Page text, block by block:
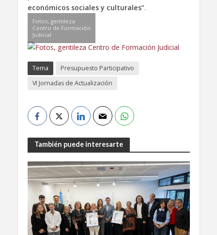
económicos sociales y culturales”.
Fotos, gentileza
Centro de Formación
Judicial
Tema
Presupuesto Participativo
VI Jornadas de Actualización
También puede interesarte